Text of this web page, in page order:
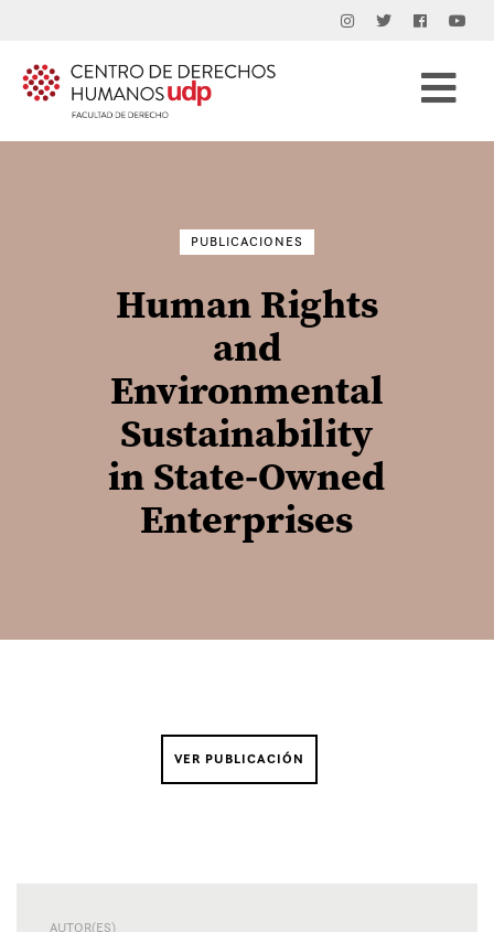
PUBLICACIONES
Human Rights
and
Environmental
Sustainability
in State-Owned
Enterprises
VER PUBLICACIÓN
AUTOR(ES)